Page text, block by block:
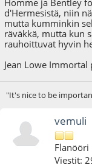
d'Hermesistä, niin
mutta kumminkin
räväkkä, mutta kun
rauhoittuvat hyvin
Jean Lowe
"It's nice to be
vemuli
Flanööri
Viestit: